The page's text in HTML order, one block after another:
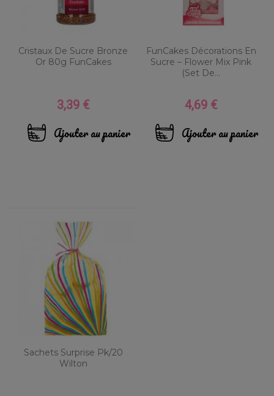
Cristaux De Sucre Bronze
Or 80g FunCakes
Prix
3,39 €
Ajouter au panier
FunCakes Décorations En
Sucre – Flower Mix Pink
(Set De...
Prix
4,69 €
Ajouter au panier
Sachets Surprise Pk/20
Wilton